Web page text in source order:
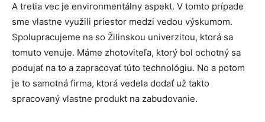
A tretia vec je environmentálny aspekt. V tomto prípade
sme vlastne využili priestor medzi vedou výskumom.
Spolupracujeme na so Žilinskou univerzitou, ktorá sa
tomuto venuje. Máme zhotoviteľa, ktorý bol ochotný sa
podujať na to a zapracovať túto technológiu. No a potom
je to samotná firma, ktorá vedela dodať už takto
spracovaný vlastne produkt na zabudovanie.